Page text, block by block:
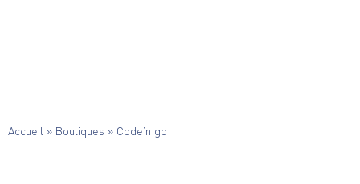
Accueil » Boutiques » Code’n go